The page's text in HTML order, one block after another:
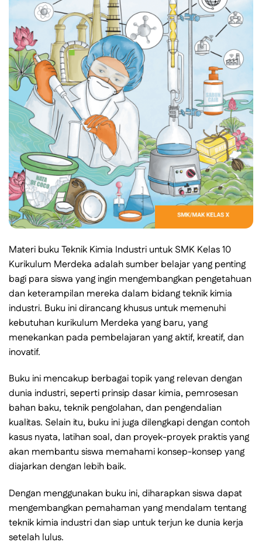
Materi buku Teknik Kimia Industri untuk SMK Kelas 10
Kurikulum Merdeka adalah sumber belajar yang penting
bagi para siswa yang ingin mengembangkan pengetahuan
dan keterampilan mereka dalam bidang teknik kimia
industri. Buku ini dirancang khusus untuk memenuhi
kebutuhan kurikulum Merdeka yang baru, yang
menekankan pada pembelajaran yang aktif, kreatif, dan
inovatif.
Buku ini mencakup berbagai topik yang relevan dengan
dunia industri, seperti prinsip dasar kimia, pemrosesan
bahan baku, teknik pengolahan, dan pengendalian
kualitas. Selain itu, buku ini juga dilengkapi dengan contoh
kasus nyata, latihan soal, dan proyek-proyek praktis yang
akan membantu siswa memahami konsep-konsep yang
diajarkan dengan lebih baik.
Dengan menggunakan buku ini, diharapkan siswa dapat
mengembangkan pemahaman yang mendalam tentang
teknik kimia industri dan siap untuk terjun ke dunia kerja
setelah lulus.